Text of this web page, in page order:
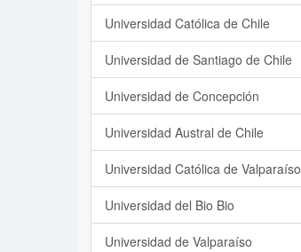
Universidad Católica de Chile
Universidad de Santiago de Chile
Universidad de Concepción
Universidad Austral de Chile
Universidad Católica de Valparaíso
Universidad del Bio Bio
Universidad de Valparaíso